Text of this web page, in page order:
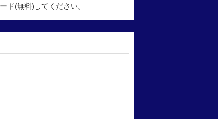
ド(無料)してください。